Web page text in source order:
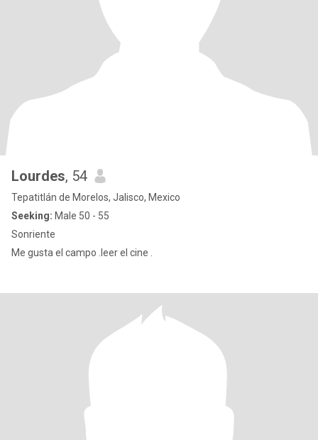
Lourdes, 54
Tepatitlán de Morelos, Jalisco, Mexico
Seeking: Male 50 - 55
Sonriente
Me gusta el campo .leer el cine .